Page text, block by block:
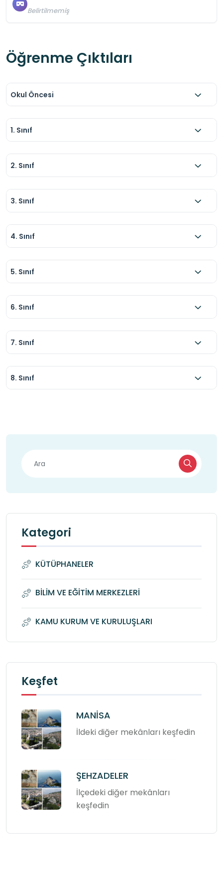
Belirtilmemiş
Öğrenme Çıktıları
Okul Öncesi
1. Sınıf
2. Sınıf
3. Sınıf
4. Sınıf
5. Sınıf
6. Sınıf
7. Sınıf
8. Sınıf
Kategori
KÜTÜPHANELER
BİLİM VE EĞİTİM MERKEZLERİ
KAMU KURUM VE KURULUŞLARI
Keşfet
MANİSA
İldeki diğer mekânları keşfedin
ŞEHZADELER
İlçedeki diğer mekânları
keşfedin